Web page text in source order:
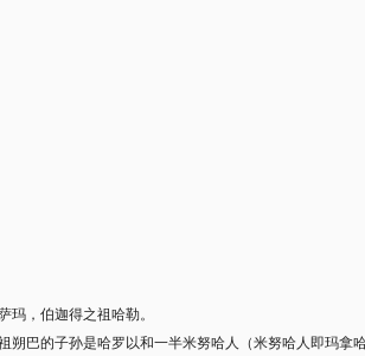
玛，伯迦得之祖哈勒。
朔巴的子孙是哈罗以和一半米努哈人（米努哈人即玛拿